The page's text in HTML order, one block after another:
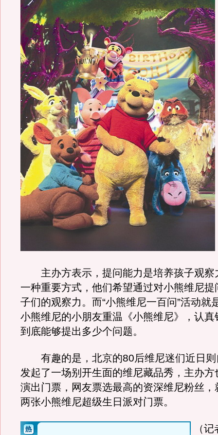
主办方表示，提问能力是培养孩子观察
一种重要方式，他们希望通过对小熊维尼提
子们的观察力。而“小熊维尼一百问”活动就
小熊维尼的小朋友重温《小熊维尼》，认真
到底能够提出多少个问题。
有趣的是，北京的80后维尼迷们近日则
发起了一场别开生面的维尼藏品秀，主办方
演出门票，网友票选最高的资深维尼粉丝，
两张小熊维尼超级生日派对门票。
（